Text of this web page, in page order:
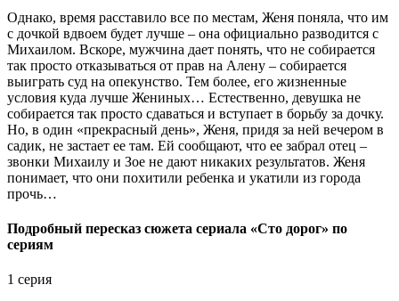
Однако, время расставило все по местам, Женя поняла, что им
с дочкой вдвоем будет лучше – она официально разводится с
Михаилом. Вскоре, мужчина дает понять, что не собирается
так просто отказываться от прав на Алену – собирается
выиграть суд на опекунство. Тем более, его жизненные
условия куда лучше Жениных… Естественно, девушка не
собирается так просто сдаваться и вступает в борьбу за дочку.
Но, в один «прекрасный день», Женя, придя за ней вечером в
садик, не застает ее там. Ей сообщают, что ее забрал отец –
звонки Михаилу и Зое не дают никаких результатов. Женя
понимает, что они похитили ребенка и укатили из города
прочь…
Подробный пересказ сюжета сериала «Сто дорог» по
сериям
1 серия